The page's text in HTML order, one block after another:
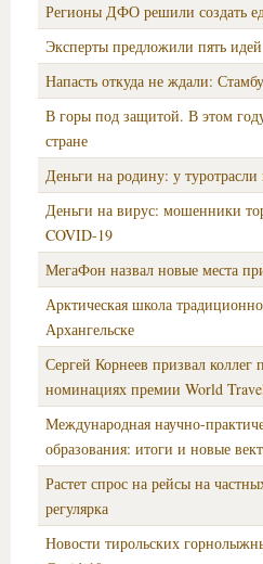
Регионы ДФО решили создать
Эксперты предложили пять
Напасть откуда не ждали:
В горы под защитой. В этом
стране
Деньги на родину: у
Деньги на вирус: мошенники
COVID-19
МегаФон назвал новые места
Арктическая школа
Архангельске
Сергей Корнеев призвал коллег
номинациях премии World
Международная научно-
образования: итоги и новые
Растет спрос на рейсы на
регулярка
Новости тирольских